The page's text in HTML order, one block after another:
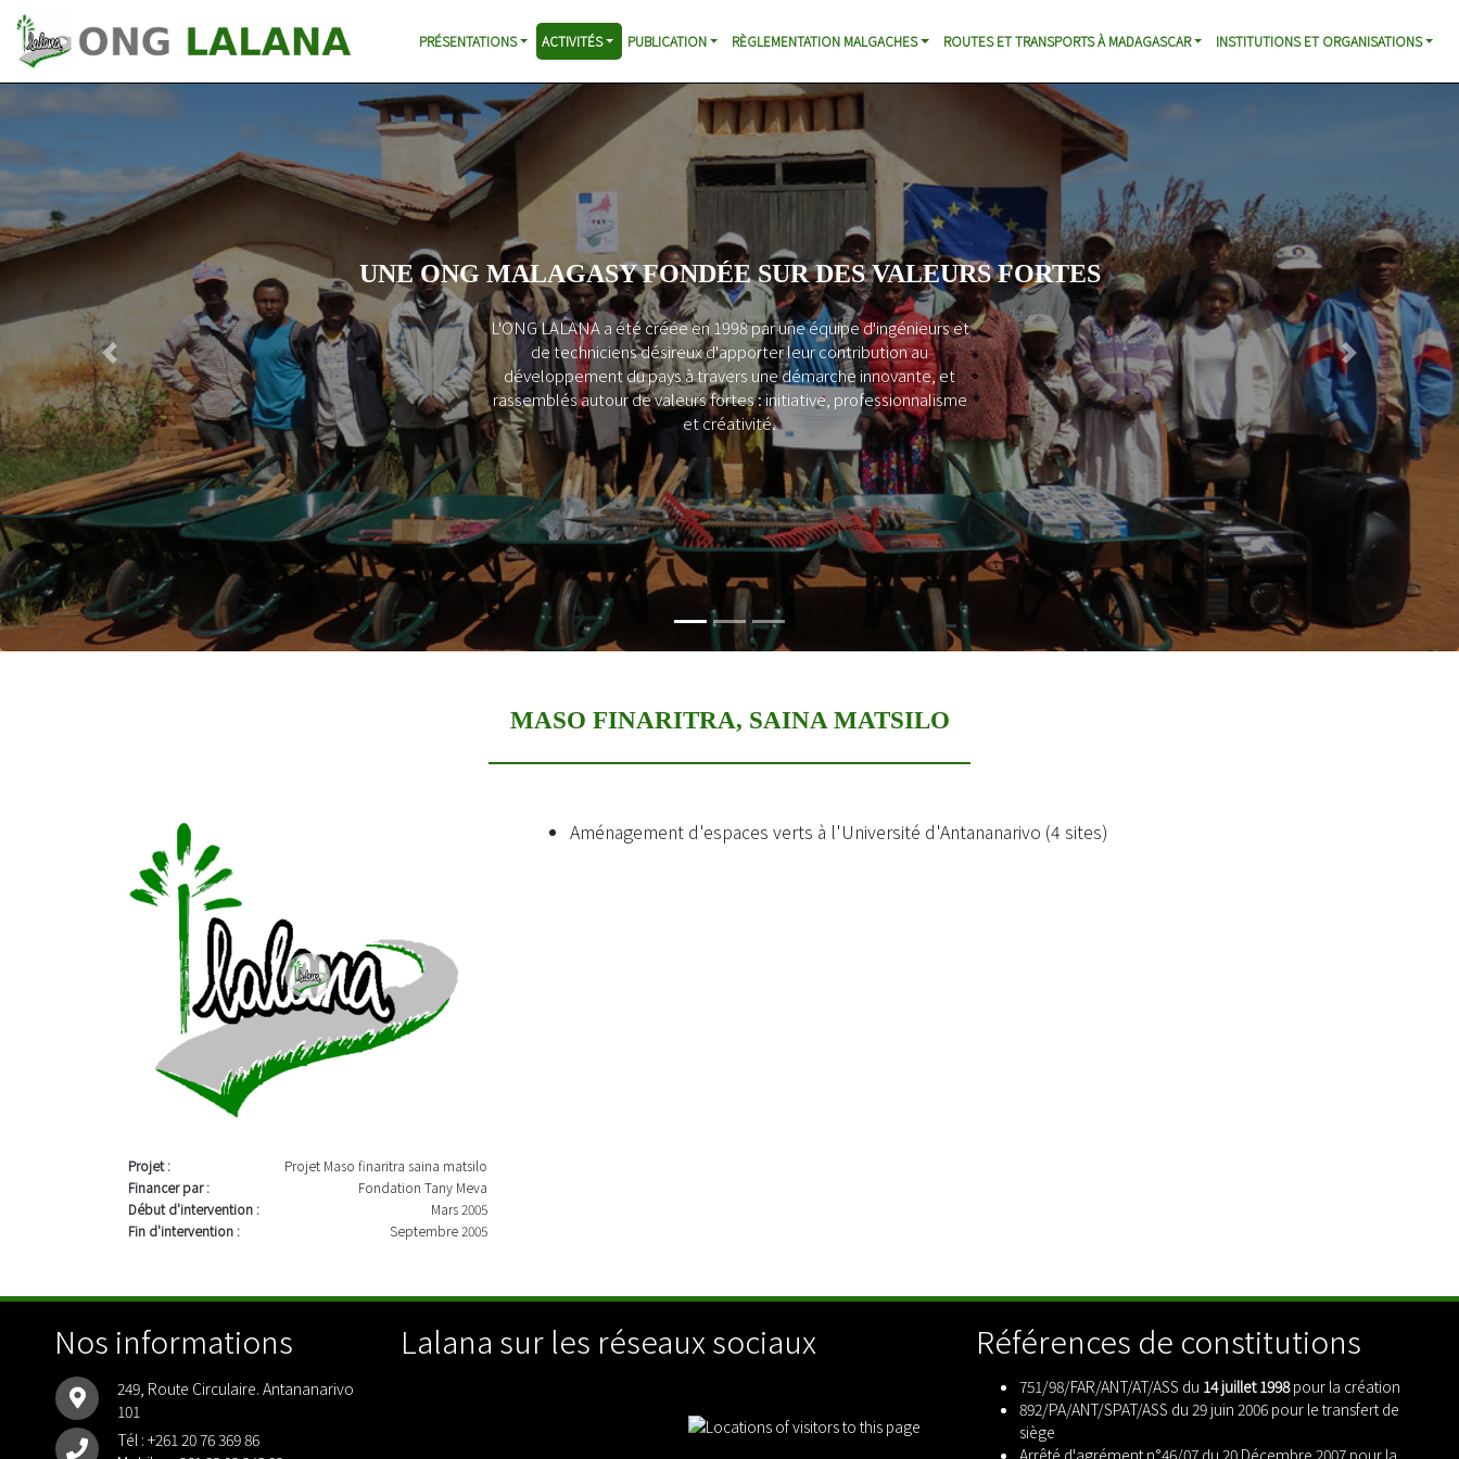
PRÉSENTATIONS ACTIVITÉS PUBLICATION RÈGLEMENTATION MALGACHES ROUTES ET TRANSPORTS À MADAGASCAR INSTITUTIONS ET ORGANISATIONS
UNE ONG MALAGASY FONDÉE SUR DES VALEURS FORTES
L'ONG LALANA a été créée en 1998 par une équipe d'ingénieurs et
de techniciens désireux d'apporter leur contribution au
développement du pays à travers une démarche innovante, et
rassemblés autour de valeurs fortes : initiative, professionnalisme
et créativité.
Previous Next
MASO FINARITRA, SAINA MATSILO
Projet :
Projet Maso finaritra saina matsilo
Financer par :
Fondation Tany Meva
Début d'intervention :
Mars 2005
Fin d'intervention :
Septembre 2005
Aménagement d'espaces verts à l'Université d'Antananarivo (4 sites)
Nos informations
249, Route Circulaire. Antananarivo
101
Tél : +261 20 76 369 86
Lalana sur les réseaux sociaux Références de constitutions
751/98/FAR/ANT/AT/ASS du 14 juillet 1998pour la création
892/PA/ANT/SPAT/ASS du 29 juin 2006 pour le transfert de
siège
Arrêté d'agrément n°46/07 du 20 Décembre 2007 pour la